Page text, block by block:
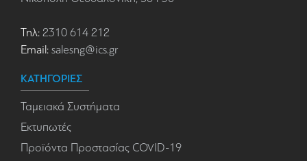
Τηλ: 2310 614 212
Email: salesng@ics.gr
ΚΑΤΗΓΟΡΙΕΣ
Ταμειακά Συστήματα
Εκτυπωτές
Προϊόντα Προστασίας COVID-19